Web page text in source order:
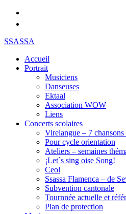
SSASSA
Accueil
Portrait
Musiciens
Danseuses
Ektaal
Association WOW
Liens
Concerts scolaires
Virelangue – 7 chansons
Pour cycle orientation
Ateliers – semaines
¡Let´s sing oise Song!
Ceol
Ssassa Flamenca – de
Subvention cantonale
Tournnée actuelle et
Plan de protection